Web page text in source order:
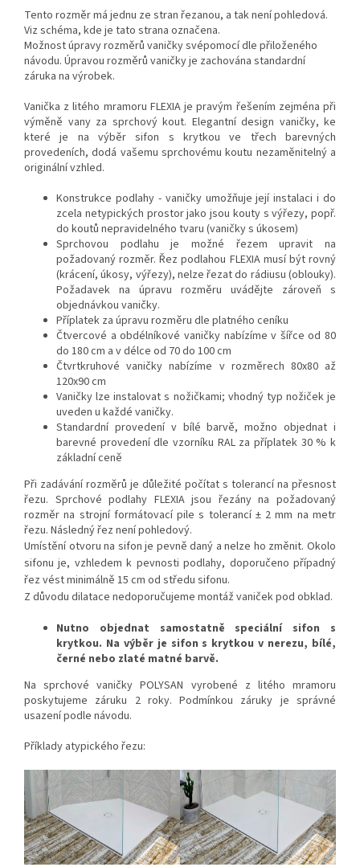
Tento rozměr má jednu ze stran řezanou, a tak není pohledová.
Viz schéma, kde je tato strana označena.
Možnost úpravy rozměrů vaničky svépomocí dle přiloženého
návodu. Úpravou rozměrů vaničky je zachována standardní
záruka na výrobek.
Vanička z litého mramoru FLEXIA je pravým řešením zejména při
výměně vany za sprchový kout. Elegantní design vaničky, ke
které je na výběr sifon s krytkou ve třech barevných
provedeních, dodá vašemu sprchovému koutu nezaměnitelný a
originální vzhled.
Konstrukce podlahy - vaničky umožňuje její instalaci i do
zcela netypických prostor jako jsou kouty s výřezy, popř.
do koutů nepravidelného tvaru (vaničky s úkosem)
Sprchovou podlahu je možné řezem upravit na
požadovaný rozměr. Řez podlahou FLEXIA musí být rovný
(krácení, úkosy, výřezy), nelze řezat do rádiusu (oblouky).
Požadavek na úpravu rozměru uvádějte zároveň s
objednávkou vaničky.
Příplatek za úpravu rozměru dle platného ceníku
Čtvercové a obdélníkové vaničky nabízíme v šířce od 80
do 180 cm a v délce od 70 do 100 cm
Čtvrtkruhové vaničky nabízíme v rozměrech 80x80 až
120x90 cm
Vaničky lze instalovat s nožičkami; vhodný typ nožiček je
uveden u každé vaničky.
Standardní provedení v bílé barvě, možno objednat i
barevné provedení dle vzorníku RAL za příplatek 30 % k
základní ceně
Při zadávání rozměrů je důležité počítat s tolerancí na přesnost
řezu. Sprchové podlahy FLEXIA jsou řezány na požadovaný
rozměr na strojní formátovací pile s tolerancí ± 2 mm na metr
řezu. Následný řez není pohledový.
Umístění otvoru na sifon je pevně daný a nelze ho změnit. Okolo
sifonu je, vzhledem k pevnosti podlahy, doporučeno případný
řez vést minimálně 15 cm od středu sifonu.
Z důvodu dilatace nedoporučujeme montáž vaniček pod obklad.
Nutno objednat samostatně speciální sifon s
krytkou. Na výběr je sifon s krytkou v nerezu, bílé,
černé nebo zlaté matné barvě.
Na sprchové vaničky POLYSAN vyrobené z litého mramoru
poskytujeme záruku 2 roky. Podmínkou záruky je správné
usazení podle návodu.
Příklady atypického řezu: